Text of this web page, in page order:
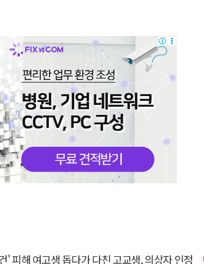
' 피해 여고생 돕다가 다친 고교생, 의상자 인정